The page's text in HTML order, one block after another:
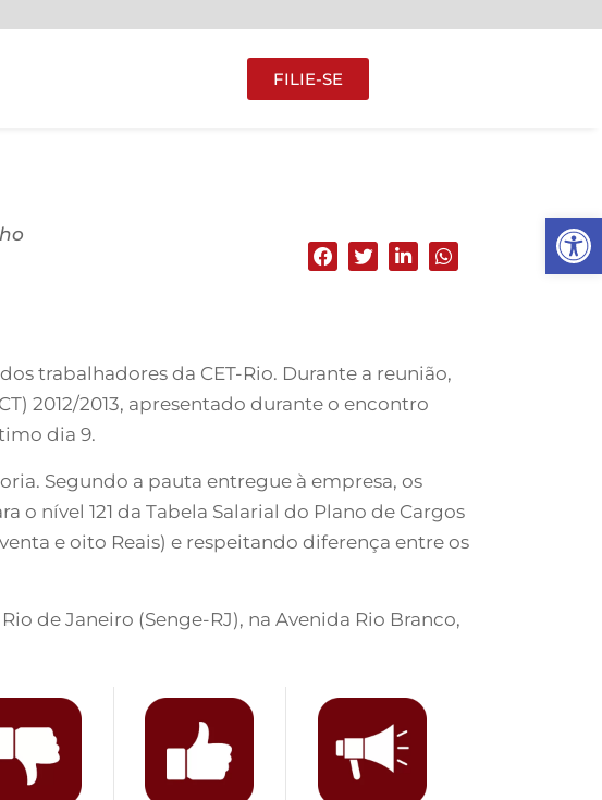
Abrir
FILIE-SE
trabalhadores da CET-Rio. Durante a reunião,
2012/2013, apresentado durante o encontro
dia 9.
Segundo a pauta entregue à empresa, os
o nível 121 da Tabela Salarial do Plano de Cargos
e oito Reais) e respeitando diferença entre os
de Janeiro (Senge-RJ), na Avenida Rio Branco,